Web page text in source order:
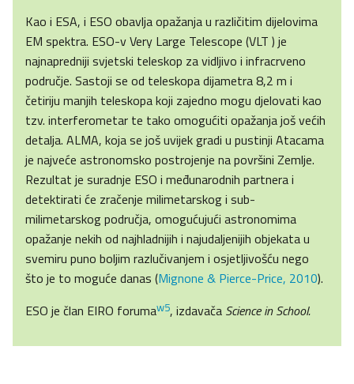
Kao i ESA, i ESO obavlja opažanja u različitim dijelovima
EM spektra. ESO-v Very Large Telescope (VLT ) je
najnapredniji svjetski teleskop za vidljivo i infracrveno
područje. Sastoji se od teleskopa dijametra 8,2 m i
četiriju manjih teleskopa koji zajedno mogu djelovati kao
tzv. interferometar te tako omogućiti opažanja još većih
detalja. ALMA, koja se još uvijek gradi u pustinji Atacama
je najveće astronomsko postrojenje na površini Zemlje.
Rezultat je suradnje ESO i međunarodnih partnera i
detektirati će zračenje milimetarskog i sub-
milimetarskog područja, omogućujući astronomima
opažanje nekih od najhladnijih i najudaljenijih objekata u
svemiru puno boljim razlučivanjem i osjetljivošću nego
što je to moguće danas (Mignone & Pierce-Price, 2010).
ESO je član EIRO forumaw5, izdavača Science in School.